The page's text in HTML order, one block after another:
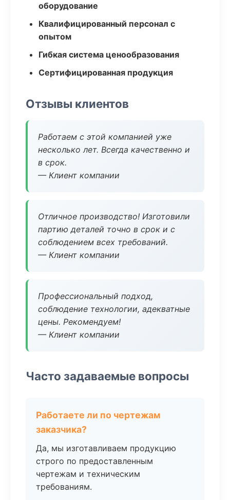
оборудование
Квалифицированный персонал с
опытом
Гибкая система ценообразования
Сертифицированная продукция
Отзывы клиентов
Работаем с этой компанией уже
несколько лет. Всегда качественно и
в срок.
— Клиент компании
Отличное производство! Изготовили
партию деталей точно в срок и с
соблюдением всех требований.
— Клиент компании
Профессиональный подход,
соблюдение технологии, адекватные
цены. Рекомендуем!
— Клиент компании
Часто задаваемые вопросы
Работаете ли по чертежам
заказчика?
Да, мы изготавливаем продукцию
строго по предоставленным
чертежам и техническим
требованиям.